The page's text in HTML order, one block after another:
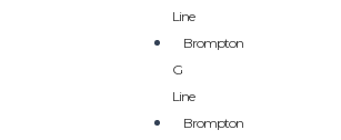
Line
Brompton
G
Line
Brompton